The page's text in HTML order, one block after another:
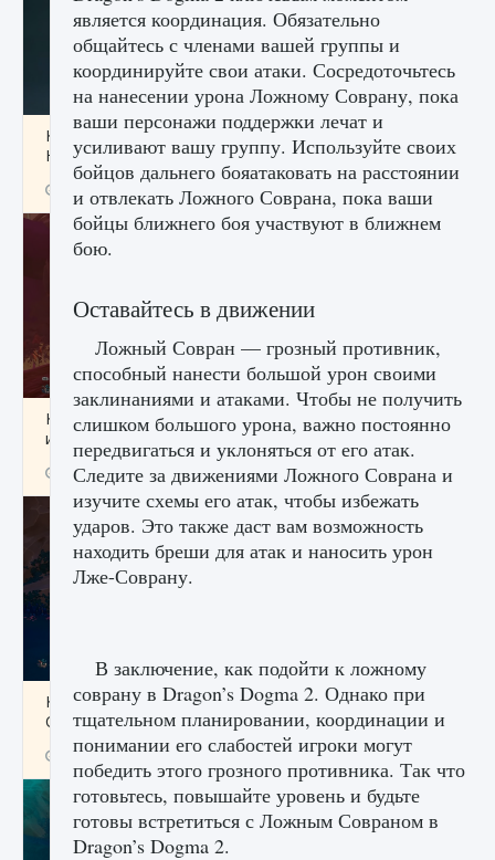
Как проверить статус сервера Delta Force
Hawk Ops
1 286 0
Как приручить существ джунглей Нари в
игре Creatures of Ava
9 августа 2024 1 218 0 0
Как разблокировать заклинание Крист в
Creatures of Ava
9 августа 2024 1 393 0 0
является координация. Обязательно
общайтесь с членами вашей группы и
координируйте свои атаки. Сосредоточьтесь
на нанесении урона Ложному Соврану, пока
ваши персонажи поддержки лечат и
усиливают вашу группу. Используйте своих
бойцов дальнего бояатаковать на расстоянии
и отвлекать Ложного Соврана, пока ваши
бойцы ближнего боя участвуют в ближнем
бою.
Оставайтесь в движении
Ложный Совран — грозный противник,
способный нанести большой урон своими
заклинаниями и атаками. Чтобы не получить
слишком большого урона, важно постоянно
передвигаться и уклоняться от его атак.
Следите за движениями Ложного Соврана и
изучите схемы его атак, чтобы избежать
ударов. Это также даст вам возможность
находить бреши для атак и наносить урон
Лже-Соврану.
В заключение, как подойти к ложному
соврану в Dragon’s Dogma 2. Однако при
тщательном планировании, координации и
понимании его слабостей игроки могут
победить этого грозного противника. Так что
готовьтесь, повышайте уровень и будьте
готовы встретиться с Ложным Совраном в
Dragon’s Dogma 2.